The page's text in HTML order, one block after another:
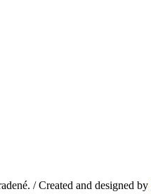
/ Created and designed by